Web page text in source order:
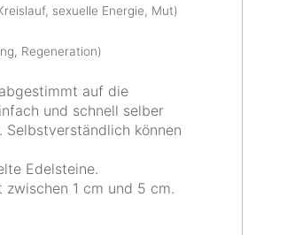
sexuelle Energie, Mut)
Regeneration)
auf die
und schnell selber
können
Edelsteine.
zwischen 1 cm und 5 cm.